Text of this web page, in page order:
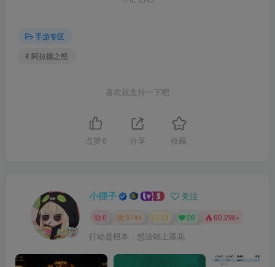
手游专区
# 阿拉德之怒
喜欢就支持一下吧
点赞 8 分享 收藏
小狸子 关注
0 3744 13 26 60.2W+
行动是根本，想法锦上添花